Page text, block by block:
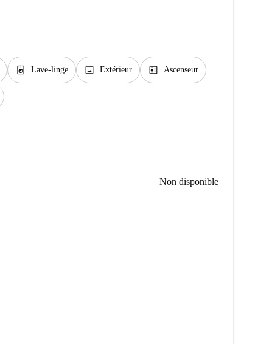
local_laundry_service Lave-linge image Extérieur elevator Ascenseur
Non disponible